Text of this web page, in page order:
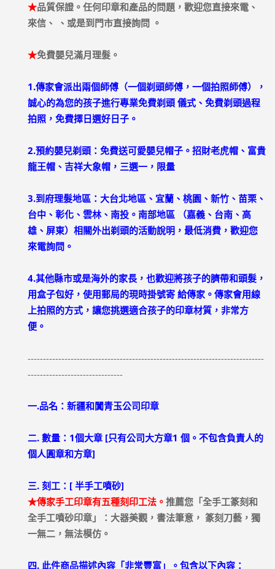
★品質保證。任何印章和產品的問題，歡迎您直接來電、
來信、 、或是到門市直接詢問 。
★免費嬰兒滿月理髮。
1.傳家會派出兩個師傅（一個剃頭師傅，一個拍照師傅），
誠心的為您的孩子進行專業免費剃頭 儀式、免費剃頭過程
拍照，免費擇日選好日子。
2.預約嬰兒剃頭：免費送可愛嬰兒帽子。招財老虎帽、富貴
龍王帽、吉祥大象帽，三選一，限量
3.到府理髮地區：大台北地區、宜蘭、桃園、新竹、苗栗、
台中、彰化、雲林、南投。南部地區 （嘉義、台南、高
雄、屏東）相關外出剃頭的活動說明，最低消費，歡迎您
來電詢問。
4.其他縣市或是海外的家長，也歡迎將孩子的臍帶和頭髮，
用盒子包好，使用郵局的現時掛號寄 給傳家。傳家會用線
上拍照的方式，讓您挑選適合孩子的印章材質，非常方
便。
-----------------------------------------------------------------------------
-------------------------------
一.品名：新疆和闐青玉公司印章
二. 數量：1個大章 [只有公司大方章1 個。不包含負責人的
個人圓章和方章]
三. 刻工：[ 半手工噴砂]
★傳家手工印章有五種刻印工法。 推薦您「全手工篆刻和
全手工噴砂印章」：大器美觀，書法筆意， 篆刻刀藝，獨
一無二，無法模仿。
四. 此件商品描述內容「非常豐富」。包含以下內容：